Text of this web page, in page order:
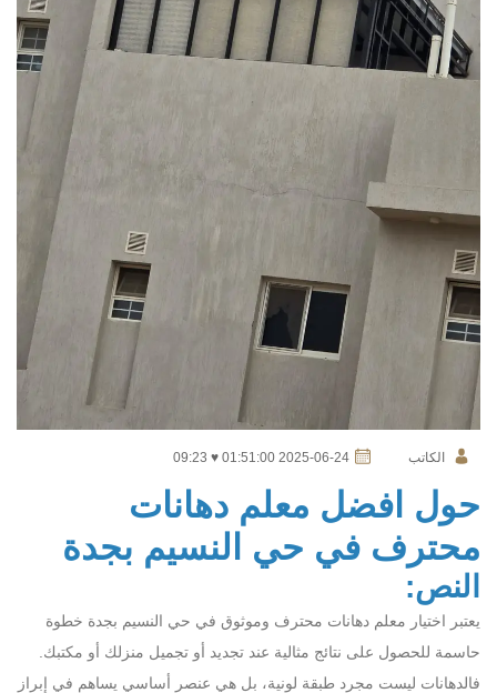
الكاتب 2025-06-24 01:51:00 ♥ 09:23
حول افضل معلم دهانات
محترف في حي النسيم بجدة
النص:
يعتبر اختيار معلم دهانات محترف وموثوق في حي النسيم بجدة خطوة
حاسمة للحصول على نتائج مثالية عند تجديد أو تجميل منزلك أو مكتبك.
فالدهانات ليست مجرد طبقة لونية، بل هي عنصر أساسي يساهم في إبراز